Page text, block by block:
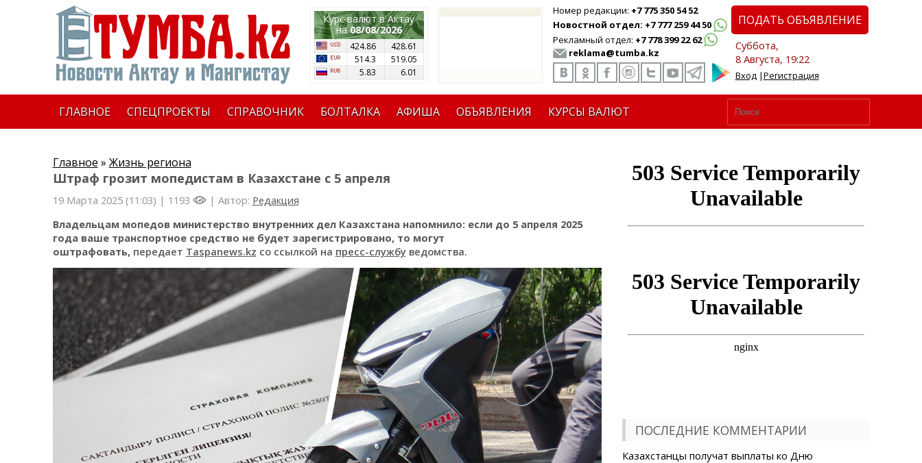
Курс валют в Актау
на08/08/2026
424.86
428.61
514.3
519.05
5.83
6.01
Номер редакции: +7 775 350 54 52
Новостной отдел: +7 777 259 44 50
Рекламный отдел: +7 778 399 22 62
reklama@tumba.kz
ПОДАТЬ ОБЪЯВЛЕНИЕ
Суббота,
8 Августа, 19:22
Вход|Регистрация
ГЛАВНОЕ СПЕЦПРОЕКТЫ СПРАВОЧНИК БОЛТАЛКА АФИША ОБЪЯВЛЕНИЯ КУРСЫ ВАЛЮТ
Главное » Жизнь региона
Штраф грозит мопедистам в Казахстане с 5 апреля
19 Марта 2025 (11:03) | 1193 | Автор: Редакция
Владельцам мопедов министерство внутренних дел Казахстана напомнило: если до 5 апреля 2025
года ваше транспортное средство не будет зарегистрировано, то могут
оштрафовать,передает Taspanews.kz со ссылкой на пресс-службуведомства.
ПОСЛЕДНИЕ КОММЕНТАРИИ
Казахстанцы получат выплаты ко Дню